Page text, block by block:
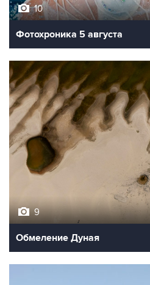
10
Фотохроника 5 августа
9
Обмеление Дуная